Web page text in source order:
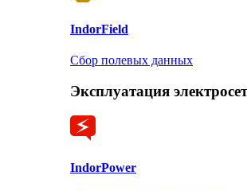
IndorField
Сбор полевых данных
Эксплуатация
IndorPower